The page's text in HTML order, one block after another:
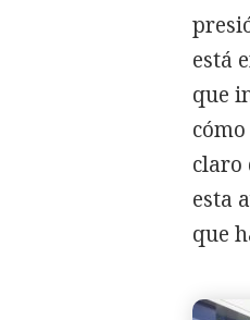
está
que
claro
esta
que